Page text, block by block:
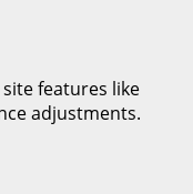
features like
adjustments.